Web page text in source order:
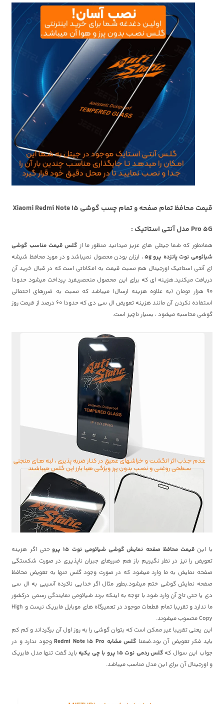
قیمت محافظ تمام صفحه و تمام چسب گوشی Xiaomi Redmi Note 15
Pro 5G مدل آنتی استاتیک :
همانطور که شما جیتلی های عزیز میدانید منظور ما از گلس قیمت مناسب گوشی
شیائومی نوت پانزده پرو 5g
، ارزان بودن محصول نمیباشد و در مورد محافظ شیشه
ای آنتی استاتیک اورجینال هم نسبت قیمت به امکاناتی است که در قبال خرید آن
دریافت میکنید.هزینه ای که برای این محصول منحصربفرد پرداخت میشود حدودا
90 هزار تومان (به علاوه هزینه ارسال) میباشد که نسبت به ضررهای احتمالی
استفاده نکردن آن مانند هزینه تعویض ال سی دی که حدودا 60 درصد از قیمت روز
گوشی محاسبه میشود ، بسیار ناچیز است.
با این قیمت محافظ صفحه نمایش گوشی شیائومی نوت 15 پرو
حتی اگر هزینه
تعویض را نیز در نظر نگیریم باز هم ضررهای جبران ناپذیری در صورت شکستگی
صفحه نمایش به ما وارد میشود که در صورت وجود گلس تنها به تعویض محافظ
صفحه نمایش گوشی ختم میشود.بطور مثال اگر خدایی ناکرده آسیبی به ال سی
دی یا حتی تاچ آن وارد شود با توجه به اینکه برند شیائومی نمایندگی رسمی درکشور
ما ندارد و تقریبا تمام قطعات موجود در تعمیرگاه های موبایل فابریک نیست و High
Copy محسوب میشوند.
این یعنی تقریبا غیر ممکن است که بتوان گوشی را به روز اول آن برگرداند و کم کم
باید فکر تعویض آن بود.ضمنا گلس مشابه Redmi Note 15 Pro
وجود ندارد و در
جواب این سوال که گلس ردمی نوت 15 پرو با چی یکیه
باید گفت تنها مدل فابریک
و اورجینال آن برای این مدل مناسب میباشد.